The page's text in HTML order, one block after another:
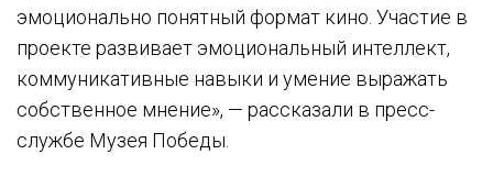
эмоционально понятный формат кино. Участие в
проекте развивает эмоциональный интеллект,
коммуникативные навыки и умение выражать
собственное мнение», — рассказали в пресс-
службе Музея Победы.